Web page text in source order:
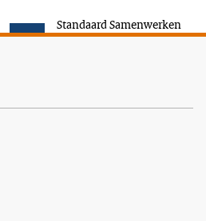
Standaard Samenwerken